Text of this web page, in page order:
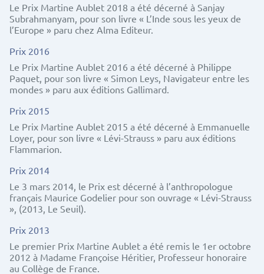
Le Prix Martine Aublet 2018 a été décerné à Sanjay
Subrahmanyam, pour son livre « L’Inde sous les yeux de
l’Europe » paru chez Alma Editeur.
Prix 2016
Le Prix Martine Aublet 2016 a été décerné à Philippe
Paquet, pour son livre « Simon Leys, Navigateur entre les
mondes » paru aux éditions Gallimard.
Prix 2015
Le Prix Martine Aublet 2015 a été décerné à Emmanuelle
Loyer, pour son livre « Lévi-Strauss » paru aux éditions
Flammarion.
Prix 2014
Le 3 mars 2014, le Prix est décerné à l’anthropologue
français Maurice Godelier pour son ouvrage « Lévi-Strauss
», (2013, Le Seuil).
Prix 2013
Le premier Prix Martine Aublet a été remis le 1er octobre
2012 à Madame Françoise Héritier, Professeur honoraire
au Collège de France.